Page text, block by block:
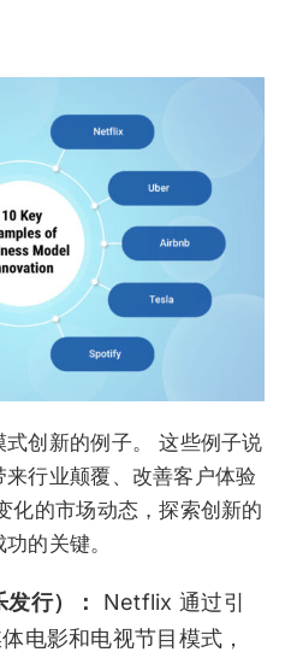
创新的例子。 这些例子说
行业颠覆、改善客户体验
化的市场动态，探索创新的
的关键。
行）：
Netflix 通过引
电影和电视节目模式，